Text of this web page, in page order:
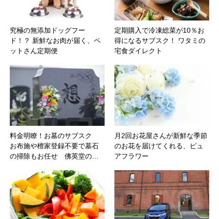
究極の無添加ドッグフー
ド！？ 新鮮なお肉が届く、ペ
ットさん定期便
定期購入で冷凍総菜が10％お
得になるサブスク！ ワタミの
宅食ダイレクト
料金明瞭！お墓のサブスク
お布施や檀家登録不要で墓石
の掃除もお任せ 佛英堂の…
月2回お花屋さんが新鮮な季節
のお花を届けてくれる、ピュ
アフラワー